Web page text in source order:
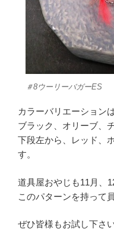
＃8ウーリーバガーES
カラーバリエーション
ブラック、オリーブ、
下段左から、レッド、
す。
道具屋おやじも11月、
このパターンを持って
ぜひ皆様もお試し下さい